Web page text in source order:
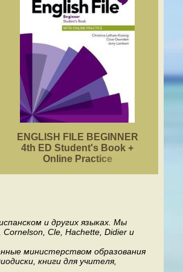
ENGLISH FILE BEGINNER
4th ED Student's Book +
Online Practice
и других языках. Мы
Cle, Hachette, Didier и
министерством образования
книги для учителя,